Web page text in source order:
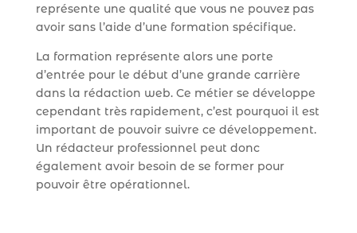
représente une qualité que vous ne pouvez pas
avoir sans l’aide d’une formation spécifique.
La formation représente alors une porte
d’entrée pour le début d’une grande carrière
dans la rédaction web. Ce métier se développe
cependant très rapidement, c’est pourquoi il est
important de pouvoir suivre ce développement.
Un rédacteur professionnel peut donc
également avoir besoin de se former pour
pouvoir être opérationnel.